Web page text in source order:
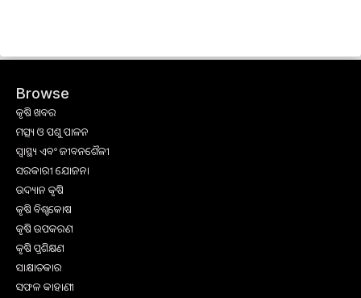
Browse
କୃଷି ଖବର
ମତ୍ସ୍ୟ ଓ ପଶୁ ପାଳନ
ସ୍ୱାସ୍ଥ୍ୟ ଏବଂ ଜୀବନଶୈଳୀ
ସରକାରୀ ଯୋଜନା
ଉଦ୍ୟାନ କୃଷି
କୃଷି ବିଶ୍ବକୋଷ
କୃଷି ଉପକରଣ
କୃଷି ପ୍ରଶିକ୍ଷଣ
ସାକ୍ଷାତକାର
ସଫଳ କାହାଣୀ